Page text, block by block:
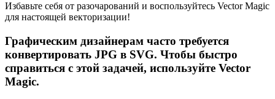
Избавьте себя от разочарований и воспользуйтесь Vector Magic
для настоящей векторизации!
Графическим дизайнерам часто требуется
конвертировать JPG в SVG. Чтобы быстро
справиться с этой задачей, используйте Vector
Magic.